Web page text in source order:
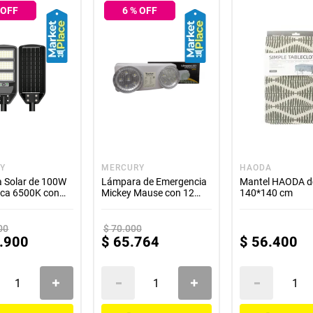
por lo cual no incluye ningún adorno, ni accesorios, ni
acompañan.
garantía de este producto es exclusivamente por defectos de fábrica,
La garantía se tramitará bajo las políticas, términos y condiciones
Solar de 100W
6500K con
.900
6% OFF
MERCURY
Lámpara de Emergencia
Mickey Mause con 12
TTA50
$70.000
$ 65.764
HAODA
Mantel HAODA
140*140 cm
$ 56.400